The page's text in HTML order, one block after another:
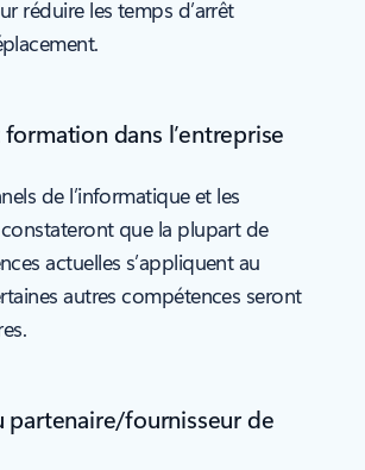
réduire les temps d’arrêt
dans l’entreprise
de l’informatique et les
que la plupart de
actuelles s’appliquent au
autres compétences seront
partenaire/fournisseur de